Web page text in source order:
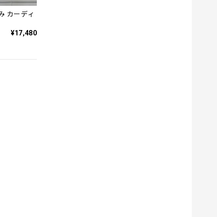
カーディ
¥17,480